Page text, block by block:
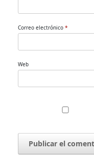
Correo electrónico *
Web